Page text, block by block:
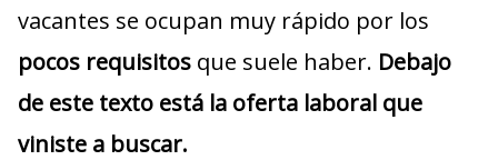
vacantes se ocupan muy rápido por los
pocos requisitos que suele haber. Debajo
de este texto está la oferta laboral que
viniste a buscar.